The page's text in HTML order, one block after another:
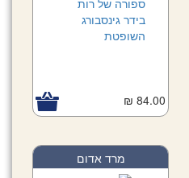
84.00 ₪
מרד אדום